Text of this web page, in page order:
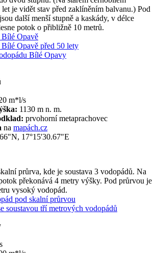
let je vidět stav před zaklíněním balvanu.) Pod
další menší stupně a kaskády, v délce
potok o přibližně 10 metrů.
m*l/s
1130 m n. m.
prvohorní metaprachovec
na mapách.cz
17°15'30.67"E
průrva, kde je soustava 3 vodopádů. Na
překonává 4 metry výšky. Pod průrvou je
vysoký vodopád.